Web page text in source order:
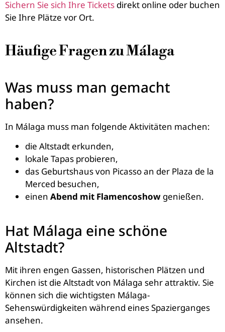
Sichern Sie sich Ihre Tickets direkt online oder buchen
Sie Ihre Plätze vor Ort.
Häufige Fragen zu Málaga
Was muss man gemacht
haben?
In Málaga muss man folgende Aktivitäten machen:
die Altstadt erkunden,
lokale Tapas probieren,
das Geburtshaus von Picasso an der Plaza de la
Merced besuchen,
einen Abend mit Flamencoshow genießen.
Hat Málaga eine schöne
Altstadt?
Mit ihren engen Gassen, historischen Plätzen und
Kirchen ist die Altstadt von Málaga sehr attraktiv. Sie
können sich die wichtigsten Málaga-
Sehenswürdigkeiten während eines Spazierganges
ansehen.